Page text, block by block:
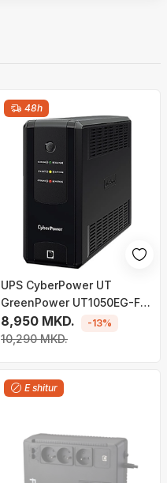
48h
UPS CyberPower UT
GreenPower UT1050EG-FR,
1050VA / 630W
8,950 MKD.
10,290 MKD.
-13%
E shitur